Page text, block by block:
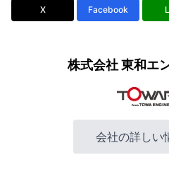
X Facebook
株式会社 東和エ
会社の詳しい